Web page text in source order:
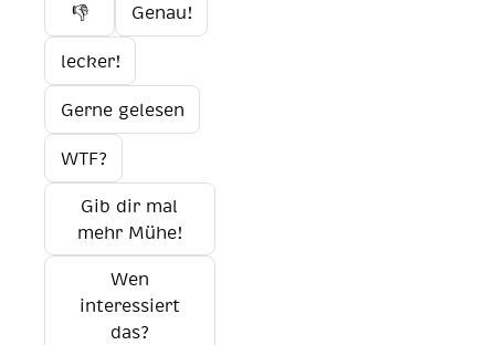
👎 Genau!
lecker!
Gerne gelesen
WTF?
Gib dir mal
mehr Mühe!
Wen
interessiert
das?